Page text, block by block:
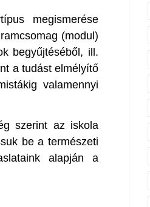
megismerése
(modul)
begyűjtéséből, ill.
a tudást elmélyítő
valamennyi
szerint az iskola
be a természeti
alapján a